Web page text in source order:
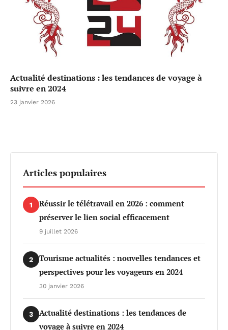
Actualité destinations : les tendances de voyage à
suivre en 2024
23 janvier 2026
Articles populaires
1
Réussir le télétravail en 2026 : comment
préserver le lien social efficacement
9 juillet 2026
2
Tourisme actualités : nouvelles tendances et
perspectives pour les voyageurs en 2024
30 janvier 2026
3
Actualité destinations : les tendances de
voyage à suivre en 2024